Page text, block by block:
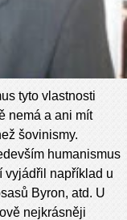
tyto vlastnosti
nemá a ani mít
šovinismy.
humanismus
vyjádřil například u
Byron, atd. U
nejkrásněji